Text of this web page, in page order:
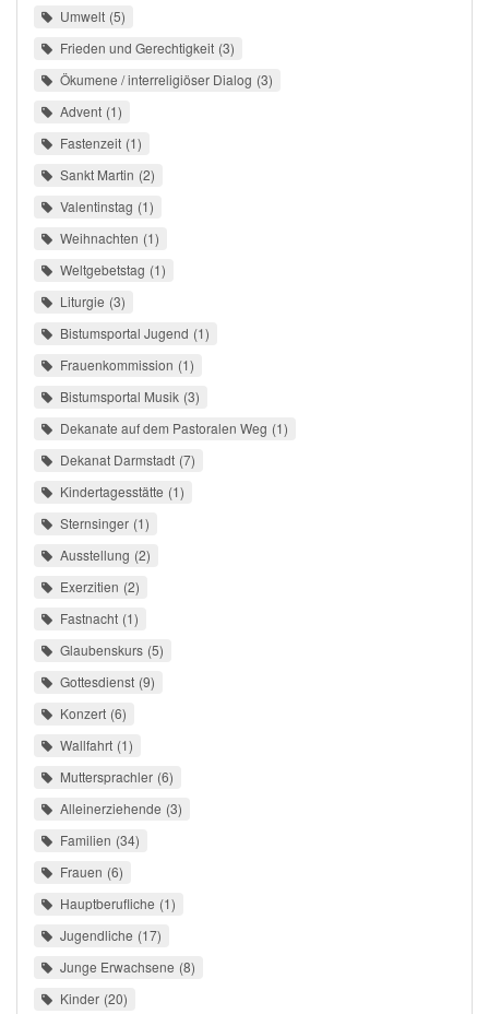
Umwelt 5
Frieden und Gerechtigkeit 3
Ökumene / interreligiöser Dialog 3
Advent 1
Fastenzeit 1
Sankt Martin 2
Valentinstag 1
Weihnachten 1
Weltgebetstag 1
Liturgie 3
Bistumsportal Jugend 1
Frauenkommission 1
Bistumsportal Musik 3
Dekanate auf dem Pastoralen Weg 1
Dekanat Darmstadt 7
Kindertagesstätte 1
Sternsinger 1
Ausstellung 2
Exerzitien 2
Fastnacht 1
Glaubenskurs 5
Gottesdienst 9
Konzert 6
Wallfahrt 1
Muttersprachler 6
Alleinerziehende 3
Familien 34
Frauen 6
Hauptberufliche 1
Jugendliche 17
Junge Erwachsene 8
Kinder 20